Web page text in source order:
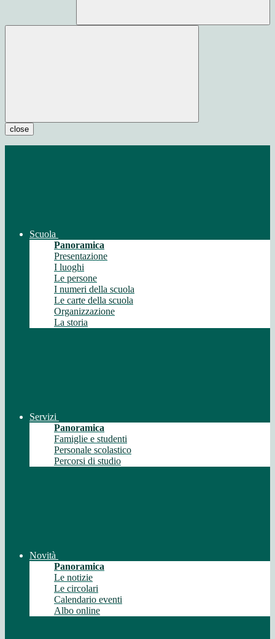
close
Scuola
Panoramica
Presentazione
I luoghi
Le persone
I numeri della scuola
Le carte della scuola
Organizzazione
La storia
Servizi
Panoramica
Famiglie e studenti
Personale scolastico
Percorsi di studio
Novità
Panoramica
Le notizie
Le circolari
Calendario eventi
Albo online